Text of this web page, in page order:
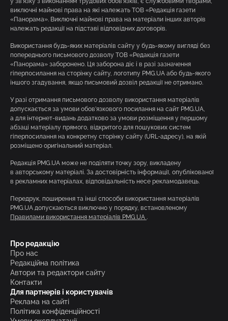
виключні майнові права на які належать ТОВ «Редакція газети
«Панорама». Виключні майнові права на матеріали інших авторів
належать редакції на підставі відповідних договорів.
Використання будь-яких матеріалів сайту у будь-якому вигляді без
попереднього письмового дозволу ТОВ «Редакція газети
«Панорама» заборонено. Ця заборона діє і в разі зазначення
гіперпосилання на сторінку сайту, логотипу PMG.UA або будь-якого
іншого згадування, якщо письмовий дозвіл редакції не отримано.
У разі отримання письмового дозволу використання матеріалів
допускається за умови обов’язкового посилання на сайт PMG.UA,
а для інтернет-видань додатково за умови розміщення у першому
абзаці матеріалу прямого, відкритого для пошукових систем
гіперпосилання на конкретну сторінку сайту (URL-адресу), на якій
розміщено оригінальний матеріал.
Редакція PMG.UA може не поділяти точку зору, викладену
в авторському матеріалі. За достовірність інформації, опублікованої
в рекламних матеріалах, відповідальність несе рекламодавець.
Передрук, поширення та інші способи використання матеріалів
PMG.UA допускаються виключно у порядку, встановленому
Правилами використання матеріалів PMG.UA .
Про редакцію
Про нас
Редакційна політика
Автори та редактори сайту
Контакти
Для партнерів і користувачів
Реклама на сайті
Політика конфіденційності